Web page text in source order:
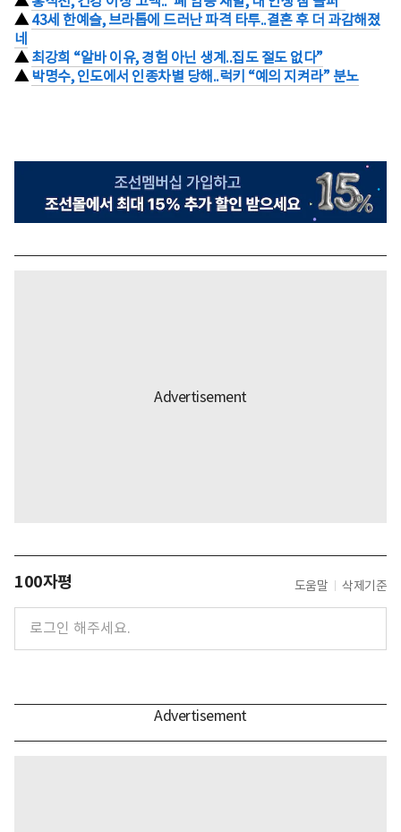
▲ 43세 한예슬, 브라톱에 드러난 파격 타투..결혼 후 더 과감해졌
네
▲ 최강희 “알바 이유, 경험 아닌 생계..집도 절도 없다”
▲ 박명수, 인도에서 인종차별 당해..럭키 “예의 지켜라” 분노
100자평 도움말 삭제기준